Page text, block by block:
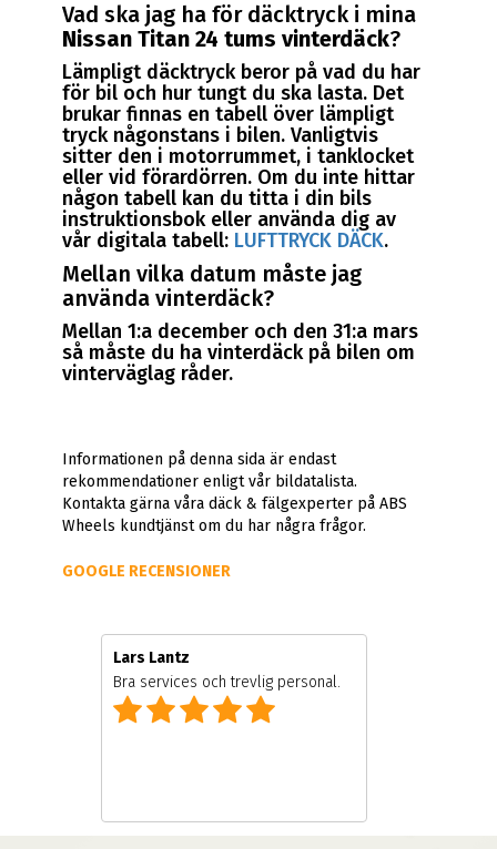
Vad ska jag ha för däcktryck i mina
Nissan Titan 24 tums vinterdäck?
Lämpligt däcktryck beror på vad du har
för bil och hur tungt du ska lasta. Det
brukar finnas en tabell över lämpligt
tryck någonstans i bilen. Vanligtvis
sitter den i motorrummet, i tanklocket
eller vid förardörren. Om du inte hittar
någon tabell kan du titta i din bils
instruktionsbok eller använda dig av
vår digitala tabell: LUFTTRYCK DÄCK.
Mellan vilka datum måste jag
använda vinterdäck?
Mellan 1:a december och den 31:a mars
så måste du ha vinterdäck på bilen om
vinterväglag råder.
Informationen på denna sida är endast
rekommendationer enligt vår bildatalista.
Kontakta gärna våra däck & fälgexperter på ABS
Wheels kundtjänst om du har några frågor.
GOOGLE RECENSIONER
Lars Lantz
Bra services och trevlig personal.